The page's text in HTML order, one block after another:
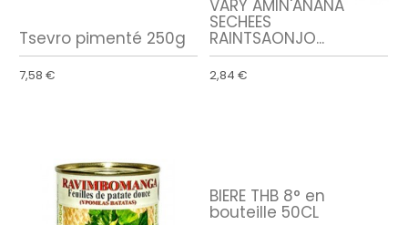
Tsevro pimenté 250g
7,58 €
VARY AMIN'ANANA
SECHEES
RAINTSAONJO...
2,84 €
BIERE THB 8° en
bouteille 50CL